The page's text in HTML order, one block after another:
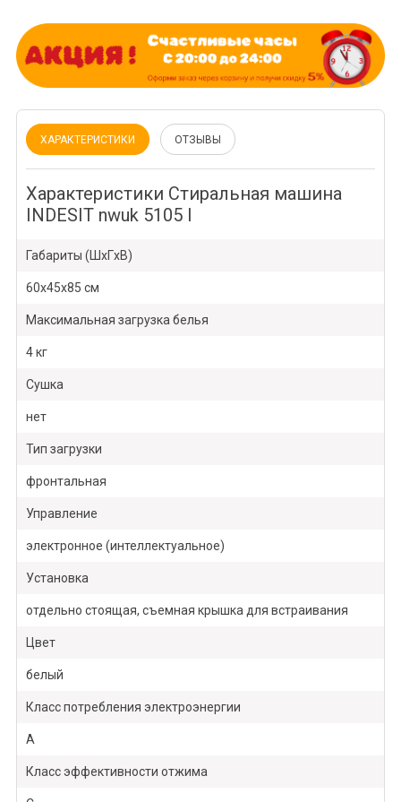
ХАРАКТЕРИСТИКИ ОТЗЫВЫ
Характеристики Стиральная машина
INDESIT nwuk 5105 l
Габариты (ШxГxВ)
60x45x85 см
Максимальная загрузка белья
4 кг
Сушка
нет
Тип загрузки
фронтальная
Управление
электронное (интеллектуальное)
Установка
отдельно стоящая, съемная крышка для встраивания
Цвет
белый
Класс потребления электроэнергии
A
Класс эффективности отжима